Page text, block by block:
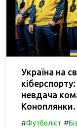
Україна на
невдача
Коноплянки.
#Футболіст #